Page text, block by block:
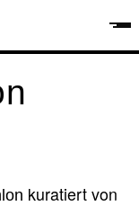
kuratiert von